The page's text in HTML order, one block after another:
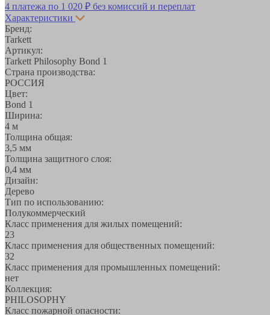
4 платежа по 1 020 ₽ без комиссий и переплат
Характеристики
Бренд:
Tarkett
Артикул:
Tarkett Philosophy Bond 1
Страна производства:
РОССИЯ
Цвет:
Bond 1
Ширина:
4 м
Толщина общая:
3,5 мм
Толщина защитного слоя:
0,4 мм
Дизайн:
Дерево
Тип по использованию:
Полукоммерческий
Класс применения для жилых помещений:
23
Класс применения для общественных помещений:
32
Класс применения для промышленных помещений:
нет
Коллекция:
PHILOSOPHY
Класс пожарной опасности: